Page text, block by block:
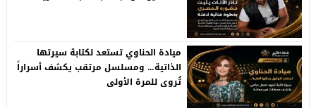
ميادة الحناوي تستعد لكتابة سيرتها
الذاتية… ومسلسل مرتقب يكشف أسراراً
تُروى للمرة الأولى